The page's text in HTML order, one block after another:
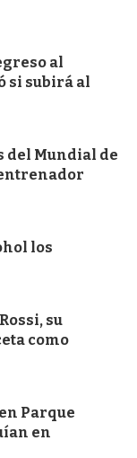
al
si subirá al
del Mundial de
los
su
como
Parque
en